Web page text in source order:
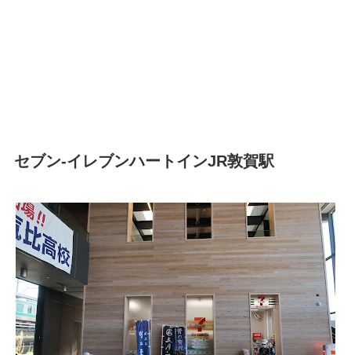
セブン-イレブンハートインJR敦賀駅